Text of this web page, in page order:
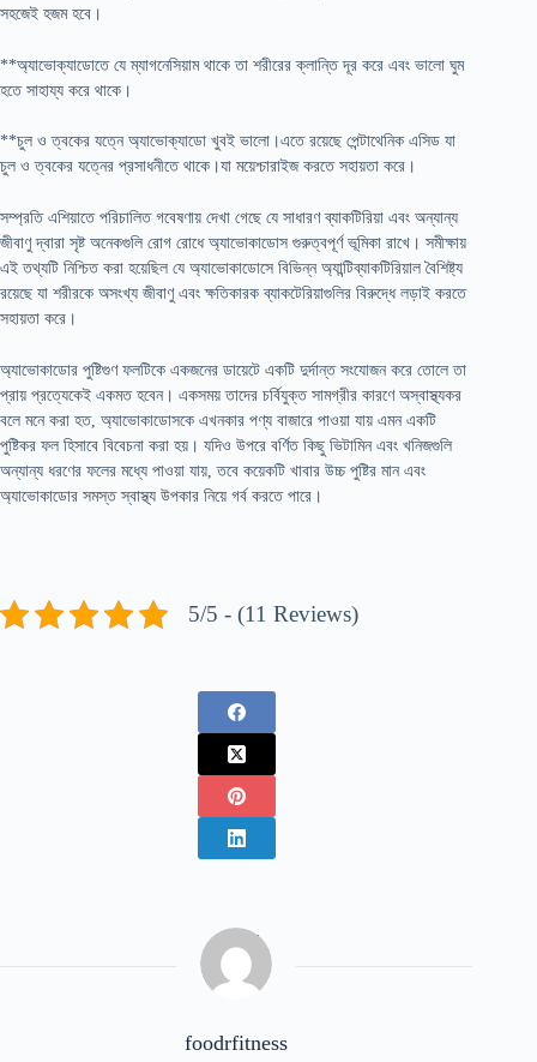
সহজেই হজম হবে।
**অ্যাভোক্যাডোতে যে ম্যাগনেসিয়াম থাকে তা শরীরের ক্লান্তি দূর করে এবং ভালো ঘুম
হতে সাহায্য করে থাকে।
**চুল ও ত্বকের যত্নে অ্যাভোক্যাডো খুবই ভালো।এতে রয়েছে পেন্টাথেনিক এসিড যা
চুল ও ত্বকের যত্নের প্রসাধনীতে থাকে।যা ময়েশ্চারাইজ করতে সহায়তা করে।
সম্প্রতি এশিয়াতে পরিচালিত গবেষণায় দেখা গেছে যে সাধারণ ব্যাকটিরিয়া এবং অন্যান্য
জীবাণু দ্বারা সৃষ্ট অনেকগুলি রোগ রোধে অ্যাভোকাডোস গুরুত্বপূর্ণ ভূমিকা রাখে। সমীক্ষায়
এই তথ্যটি নিশ্চিত করা হয়েছিল যে অ্যাভোকাডোসে বিভিন্ন অ্যান্টিব্যাকটিরিয়াল বৈশিষ্ট্য
রয়েছে যা শরীরকে অসংখ্য জীবাণু এবং ক্ষতিকারক ব্যাকটেরিয়াগুলির বিরুদ্ধে লড়াই করতে
সহায়তা করে।
অ্যাভোকাডোর পুষ্টিগুণ ফলটিকে একজনের ডায়েটে একটি দুর্দান্ত সংযোজন করে তোলে তা
প্রায় প্রত্যেকেই একমত হবেন। একসময় তাদের চর্বিযুক্ত সামগ্রীর কারণে অস্বাস্থ্যকর
বলে মনে করা হত, অ্যাভোকাডোসকে এখনকার পণ্য বাজারে পাওয়া যায় এমন একটি
পুষ্টিকর ফল হিসাবে বিবেচনা করা হয়। যদিও উপরে বর্ণিত কিছু ভিটামিন এবং খনিজগুলি
অন্যান্য ধরণের ফলের মধ্যে পাওয়া যায়, তবে কয়েকটি খাবার উচ্চ পুষ্টির মান এবং
অ্যাভোকাডোর সমস্ত স্বাস্থ্য উপকার নিয়ে গর্ব করতে পারে।
5/5 - (11 Reviews)
foodrfitness